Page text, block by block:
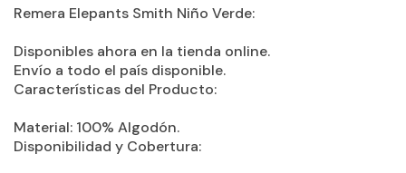
Remera Elepants Smith Niño Verde:
Disponibles ahora en la tienda online.
Envío a todo el país disponible.
Características del Producto:
Material: 100% Algodón.
Disponibilidad y Cobertura: